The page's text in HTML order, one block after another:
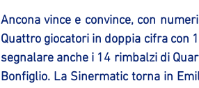
Ancona vince e convince, con
Quattro giocatori in doppia cifra con
segnalare anche i 14 rimbalzi di
Bonfiglio. La Sinermatic torna in